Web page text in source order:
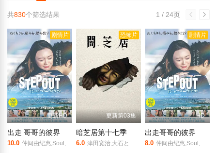
1 / 24页
共830个筛选结果
剧情片
更新HD
出走 哥哥的彼界
10.0 仲间由纪惠,Soul,又吉伶音,伊波れいり,松田流花,津波竜斗,内田树,盧礼欧,玉城敦子,城间やよい,津嘉山正种,寺辻健一郎
恐怖片
更新第03集
暗芝居第十七季
6.0 津田宽治,大石ともこ,土屋咲登子,篠田谅,白川礼,,新纳敏正,三宅美羽,中村朱里,山根馅,五郎丸莉菜,花谷聪亮,拓也,翔司
剧情片
HD
出走哥哥的彼界
8.0 仲间由纪惠,Soul,又吉伶音,伊波れいり,松田流花,津波竜斗,内田树,盧礼欧,玉城敦子,城间やよい,津嘉山正种,寺辻健一郎